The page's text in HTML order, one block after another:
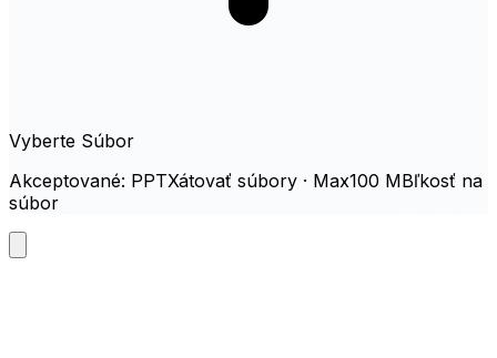
Vyberte Súbor
Akceptované: PPTXátovať súbory · Max100 MBľkosť na
súbor